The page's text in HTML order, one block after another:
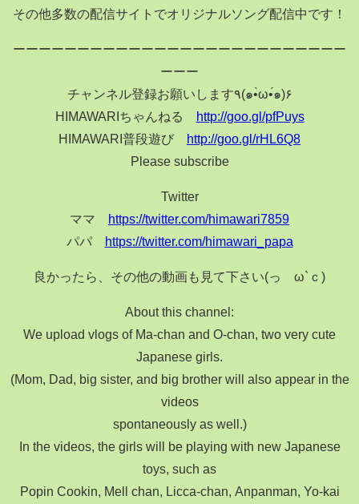
その他多数の配信サイトでオリジナルソング配信中です！
ーーーーーーーーーーーーーーーーーーーーーーーーーー
ーーー
チャンネル登録お願いします٩(๑•̀ω•́๑)۶
HIMAWARIちゃんねる
http://goo.gl/pfPuys
HIMAWARI普段遊び
http://goo.gl/rHL6Q8
Please subscribe
Twitter
ママ
https://twitter.com/himawari7859
パパ
https://twitter.com/himawari_papa
良かったら、その他の動画も見て下さい(っ´ω`ｃ)
About this channel:
We upload vlogs of Ma-chan and O-chan, two very cute
Japanese girls.
(Mom, Dad, big sister, and big brother will also appear in the
videos
spontaneously as well.)
In the videos, the girls will be playing with new Japanese
toys, such as
Popin Cookin, Mell chan, Licca-chan, Anpanman, Yo-kai